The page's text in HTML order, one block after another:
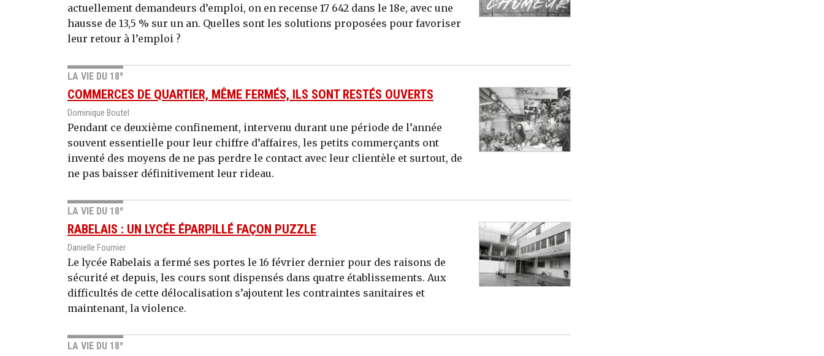
actuellement demandeurs d’emploi, on en recense 17 642 dans le 18e, avec une
hausse de 13,5 % sur un an. Quelles sont les solutions proposées pour favoriser
leur retour à l’emploi ?
LA VIE DU 18e
COMMERCES DE QUARTIER, MÊME FERMÉS, ILS SONT RESTÉS OUVERTS
Dominique Boutel
Pendant ce deuxième confinement, intervenu durant une période de l’année
souvent essentielle pour leur chiffre d’affaires, les petits commerçants ont
inventé des moyens de ne pas perdre le contact avec leur clientèle et surtout, de
ne pas baisser définitivement leur rideau.
LA VIE DU 18e
RABELAIS : UN LYCÉE ÉPARPILLÉ FAÇON PUZZLE
Danielle Fournier
Le lycée Rabelais a fermé ses portes le 16 février dernier pour des raisons de
sécurité et depuis, les cours sont dispensés dans quatre établissements. Aux
difficultés de cette délocalisation s’ajoutent les contraintes sanitaires et
maintenant, la violence.
LA VIE DU 18e